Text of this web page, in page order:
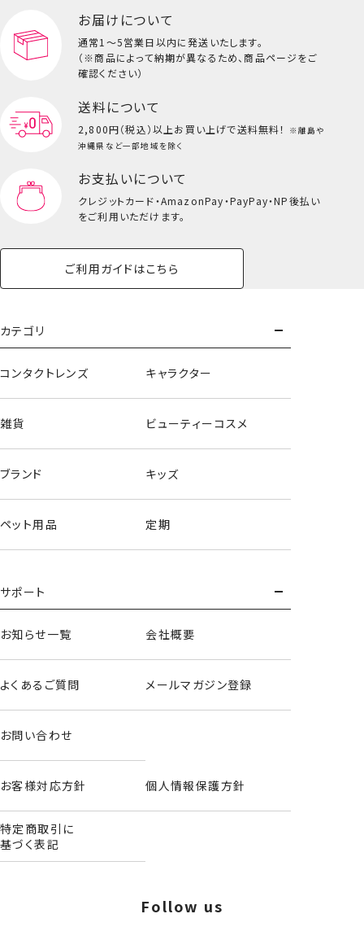
ビューティーコスメ一覧を見る
キッズ一覧を見る
お届けについて
通常1～5営業日以内に発送いたします。
（※商品によって納期が異なるため、商品ページをご
確認ください）
送料について
2,800円（税込）以上お買い上げで送料無料！
※離島や
沖縄県など一部地域を除く
お支払いについて
クレジットカード・AmazonPay・PayPay・NP後払い
をご利用いただけます。
ご利用ガイドはこちら
カテゴリ
コンタクトレンズ キャラクター
雑貨 ビューティーコスメ
ブランド キッズ
ペット用品 定期
サポート
お知らせ一覧 会社概要
よくあるご質問 メールマガジン登録
お問い合わせ
お客様対応方針 個人情報保護方針
特定商取引に
基づく表記
Follow us